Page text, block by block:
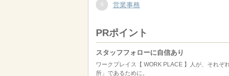
営業事務
PRポイント
スタッフフォローに自信あり
ワークプレイス【 WORK PLACE 】人が、それ
所」であるために。